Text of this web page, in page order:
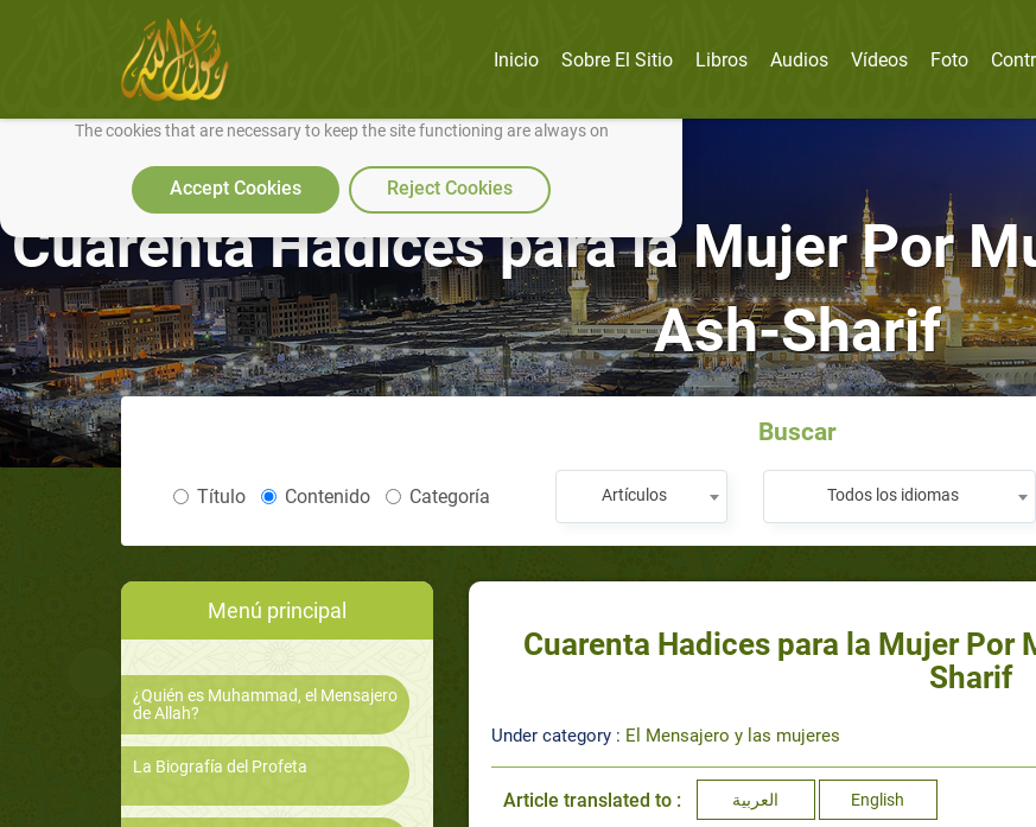
We use cookies to make our site work well for you and so we can continually improve it.
The cookies that are necessary to keep the site functioning are always on
Accept Cookies Reject Cookies
Inicio Sobre El Sitio Libros Audios Vídeos Foto
Cuarenta Hadices para la Mujer Por
Ash-Sharif
Buscar
Título Contenido Categoría Artículos Todos los idiomas
Menú principal
¿Quién es Muhammad, el Mensajero
de Allah?
La Biografía del Profeta
Cuarenta Hadices para la Mujer Por
Sharif
Under category : El Mensajero y las mujeres
Article translated to : العربية English